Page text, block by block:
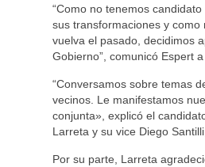
“Como no tenemos
sus transformaciones y como
vuelva el pasado, decidimos
Gobierno”, comunicó Espert
“Conversamos sobre temas
vecinos. Le manifestamos
conjunta», explicó el
Larreta y su vice Diego
Por su parte, Larreta